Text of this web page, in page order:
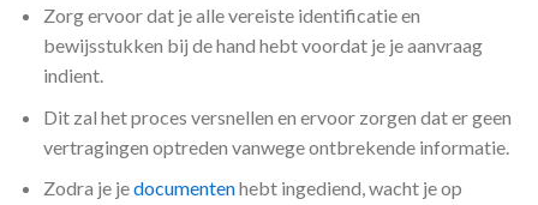
Zorg ervoor dat je alle vereiste identificatie en
bewijsstukken bij de hand hebt voordat je je aanvraag
indient.
Dit zal het proces versnellen en ervoor zorgen dat er geen
vertragingen optreden vanwege ontbrekende informatie.
Zodra je jedocumentenhebt ingediend, wacht je op